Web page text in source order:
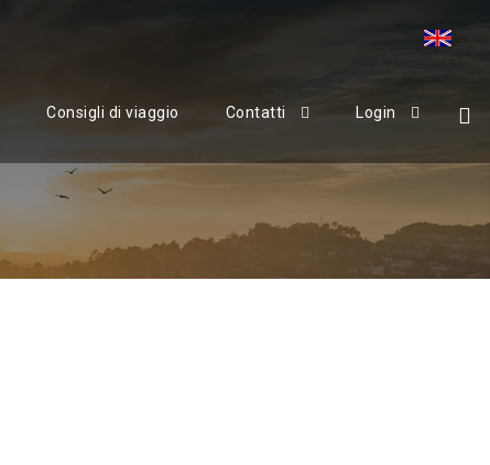
Consigli di viaggio Contatti Login